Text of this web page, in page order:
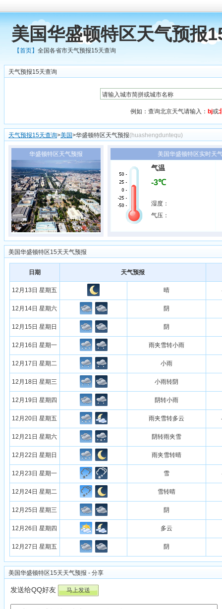
美国华盛顿特区天气预报
【首页】全国各省市天气预报15天查询
天气预报15天查询
例如：查询北京天气请输入： bj或
天气预报15天查询>美国>华盛顿特区天气预报(huashengduntequ)
华盛顿特区天气预报 美国华盛顿特区实时天
气温
-3℃
湿度：
气压：
美国华盛顿特区15天天气预报
日期 天气预报
12月13日 星期五 晴
12月14日 星期六 阴
12月15日 星期日 阴
12月16日 星期一 雨夹雪转小雨
12月17日 星期二 小雨
12月18日 星期三 小雨转阴
12月19日 星期四 阴转小雨
12月20日 星期五 雨夹雪转多云
12月21日 星期六 阴转雨夹雪
12月22日 星期日 雨夹雪转晴
12月23日 星期一 雪
12月24日 星期二 雪转晴
12月25日 星期三 阴
12月26日 星期四 多云
12月27日 星期五 阴
美国华盛顿特区15天天气预报 - 分享
发送给QQ好友